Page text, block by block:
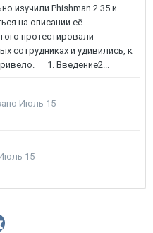
изучили Phishman 2.35 и
на описании её
протестировали
сотрудниках и удивились, к
1. Введение2...
Июль 15
15